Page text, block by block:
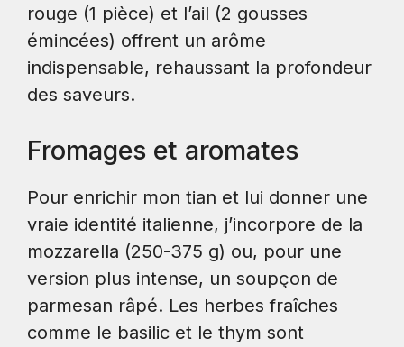
rouge (1 pièce) et l’ail (2 gousses
émincées) offrent un arôme
indispensable, rehaussant la profondeur
des saveurs.
Fromages et aromates
Pour enrichir mon tian et lui donner une
vraie identité italienne, j’incorpore de la
mozzarella (250-375 g) ou, pour une
version plus intense, un soupçon de
parmesan râpé. Les herbes fraîches
comme le basilic et le thym sont